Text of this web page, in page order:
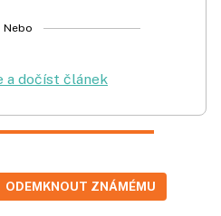
Nebo
a dočíst článek
ODEMKNOUT ZNÁMÉMU